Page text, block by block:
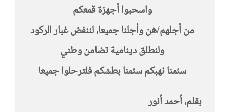
واسحبوا أجهزة قمعكم
من أجلهم/هن وأجلنا جميعا، لننفض غبار الركود
ولنطلق دينامية تضامن وطني
سئمنا نهبكم سئمنا بطشكم فلترحلوا جميعا
بقلم، أحمد أنور